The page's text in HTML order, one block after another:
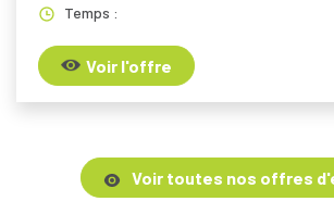
Temps :
Voir l'offre
Voir toutes nos offres